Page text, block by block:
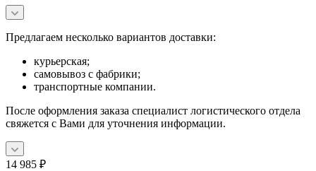
Предлагаем несколько вариантов доставки:
курьерская;
самовывоз с фабрики;
транспортные компании.
После оформления заказа специалист логистического отдела
свяжется с Вами для уточнения информации.
14 985 ₽